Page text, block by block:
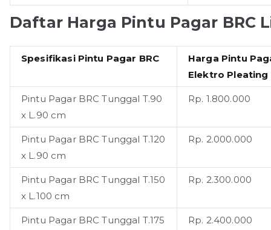
Daftar Harga Pintu Pagar BRC
Spesifikasi Pintu Pagar BRC
Harga Pintu
Elektro Pleating
Pintu Pagar BRC Tunggal T.90
x L.90 cm
Rp. 1.800.000
Pintu Pagar BRC Tunggal T.120
x L.90 cm
Rp. 2.000.000
Pintu Pagar BRC Tunggal T.150
x L.100 cm
Rp. 2.300.000
Pintu Pagar BRC Tunggal T.175
Rp. 2.400.000